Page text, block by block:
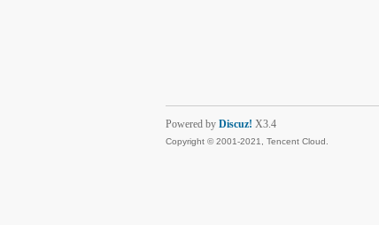
Powered by Discuz! X3.4
Copyright © 2001-2021, Tencent Cloud.